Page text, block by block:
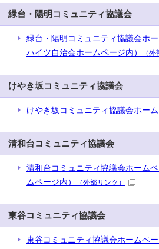
緑台・陽明コミュニティ協議会
緑台・陽明コミュニティ協議会ホ
ハイツ自治会ホームページ内）
（
けやき坂コミュニティ協議会
けやき坂コミュニティ協議会ホー
清和台コミュニティ協議会
清和台コミュニティ協議会ホーム
ムページ内）
（外部リンク）
東谷コミュニティ協議会
東谷コミュニティ協議会ホームペ